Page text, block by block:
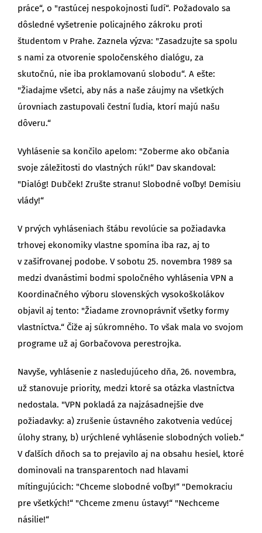
práce“, o "rastúcej nespokojnosti ľudí“. Požadovalo sa
dôsledné vyšetrenie policajného zákroku proti
študentom v Prahe. Zaznela výzva: "Zasadzujte sa spolu
s nami za otvorenie spoločenského dialógu, za
skutočnú, nie iba proklamovanú slobodu“. A ešte:
"Žiadajme všetci, aby nás a naše záujmy na všetkých
úrovniach zastupovali čestní ľudia, ktorí majú našu
dôveru.“
Vyhlásenie sa končilo apelom: "Zoberme ako občania
svoje záležitosti do vlastných rúk!“ Dav skandoval:
"Dialóg! Dubček! Zrušte stranu! Slobodné voľby! Demisiu
vlády!“
V prvých vyhláseniach štábu revolúcie sa požiadavka
trhovej ekonomiky vlastne spomína iba raz, aj to
v zašifrovanej podobe. V sobotu 25. novembra 1989 sa
medzi dvanástimi bodmi spoločného vyhlásenia VPN a
Koordinačného výboru slovenských vysokoškolákov
objavil aj tento: "Žiadame zrovnoprávniť všetky formy
vlastníctva.“ Čiže aj súkromného. To však mala vo svojom
programe už aj Gorbačovova perestrojka.
Navyše, vyhlásenie z nasledujúceho dňa, 26. novembra,
už stanovuje priority, medzi ktoré sa otázka vlastníctva
nedostala. "VPN pokladá za najzásadnejšie dve
požiadavky: a) zrušenie ústavného zakotvenia vedúcej
úlohy strany, b) urýchlené vyhlásenie slobodných volieb.“
V ďalších dňoch sa to prejavilo aj na obsahu hesiel, ktoré
dominovali na transparentoch nad hlavami
mítingujúcich: "Chceme slobodné voľby!“ "Demokraciu
pre všetkých!“ "Chceme zmenu ústavy!“ "Nechceme
násilie!“